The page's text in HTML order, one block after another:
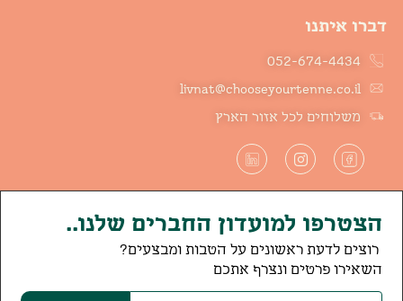
דברו איתנו
052-674-4434
livnat@chooseyourtenne.co.il
משלוחים לכל אזור הארץ
הצטרפו למועדון החברים שלנו..
רוצים לדעת ראשונים על הטבות ומבצעים?
השאירו פרטים ונצרף אתכם